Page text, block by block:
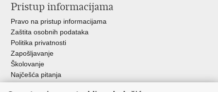
Pristup informacijama
Pravo na pristup informacijama
Zaštita osobnih podataka
Politika privatnosti
Zapošljavanje
Školovanje
Najčešća pitanja